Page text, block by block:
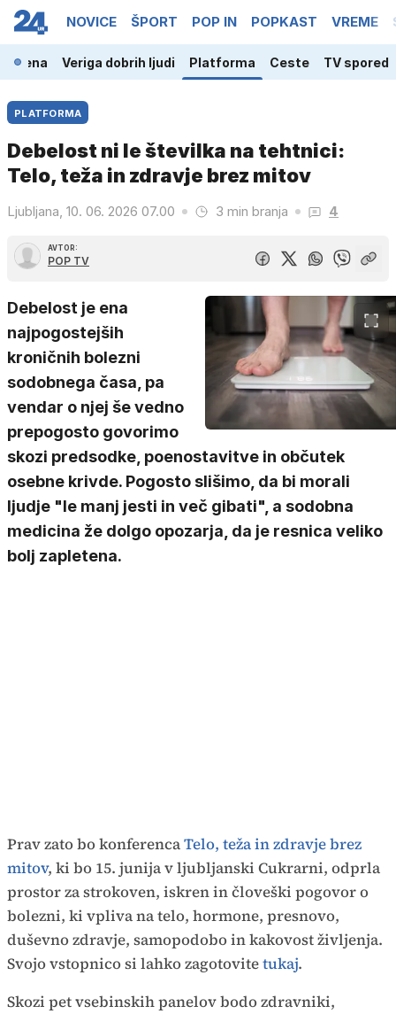
NOVICE ŠPORT POP IN POPKAST VREME
scena Veriga dobrih ljudi Platforma Ceste TV spored
PLATFORMA
Debelost ni le številka na tehtnici:
Telo, teža in zdravje brez mitov
Ljubljana, 10. 06. 2026 07.00 3 min branja 4
AVTOR:
POP TV
Debelost je ena
najpogostejših
kroničnih bolezni
sodobnega časa, pa
vendar o njej še vedno
prepogosto govorimo
skozi predsodke, poenostavitve in občutek
osebne krivde. Pogosto slišimo, da bi morali
ljudje "le manj jesti in več gibati", a sodobna
medicina že dolgo opozarja, da je resnica veliko
bolj zapletena.
Prav zato bo konferencaTelo, teža in zdravje brez
mitov, ki bo 15. junija v ljubljanski Cukrarni, odprla
prostor za strokoven, iskren in človeški pogovor o
bolezni, ki vpliva na telo, hormone, presnovo,
duševno zdravje, samopodobo in kakovost življenja.
Svojo vstopnico si lahko zagotovitetukaj.
Skozi pet vsebinskih panelov bodo zdravniki,